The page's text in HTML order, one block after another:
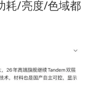
耗/亮度/色域都